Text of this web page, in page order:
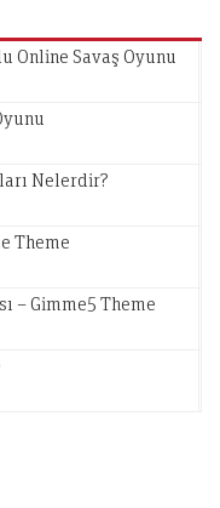
Online Savaş Oyunu
Nelerdir?
Theme
– Gimme5 Theme